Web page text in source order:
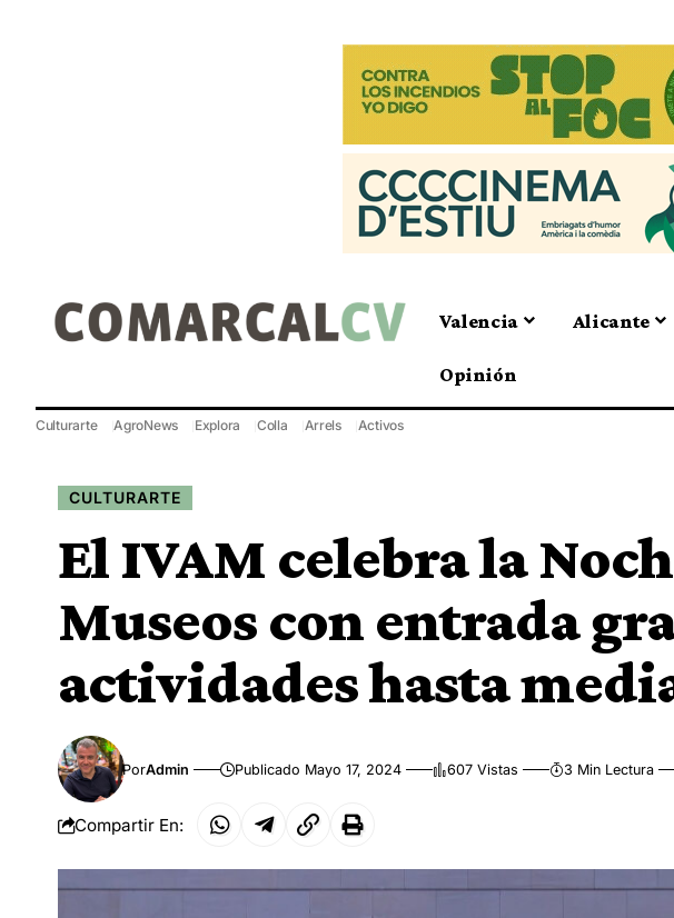
Valencia Alicante
Opinión
Culturarte AgroNews Explora Colla Arrels Activos
CULTURARTE
El IVAM celebra la
Museos con entrada
actividades hasta
PorAdmin Publicado Mayo 17, 2024 607 Vistas 3 Min Lectura
Compartir En: